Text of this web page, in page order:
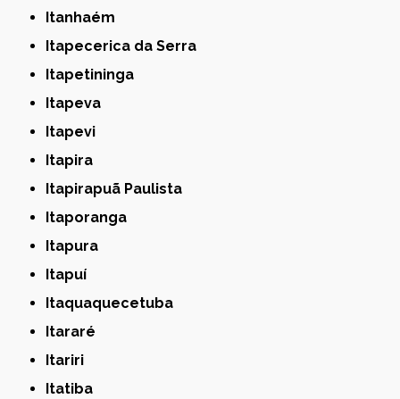
Itanhaém
Itapecerica da Serra
Itapetininga
Itapeva
Itapevi
Itapira
Itapirapuã Paulista
Itaporanga
Itapura
Itapuí
Itaquaquecetuba
Itararé
Itariri
Itatiba